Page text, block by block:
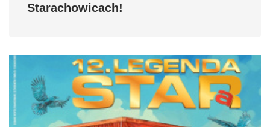
Starachowicach!